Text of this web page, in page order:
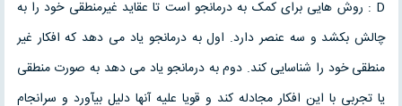
D : روش هایی برای کمک به درمانجو است تا عقاید غیرمنطقی خود را به
چالش بکشد و سه عنصر دارد. اول به درمانجو یاد می دهد که افکار غیر
منطقی خود را شناسایی کند. دوم به درمانجو یاد می دهد به صورت منطقی
یا تجربی با این افکار مجادله کند و قویا علیه آنها دلیل بیآورد و سرانجام